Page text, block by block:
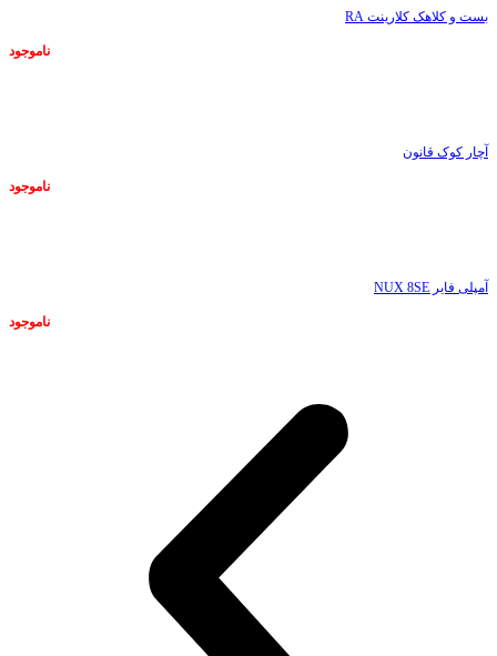
بست و کلاهک کلارینت RA
ناموجود
آچار کوک قانون
ناموجود
آمپلی فایر NUX 8SE
ناموجود